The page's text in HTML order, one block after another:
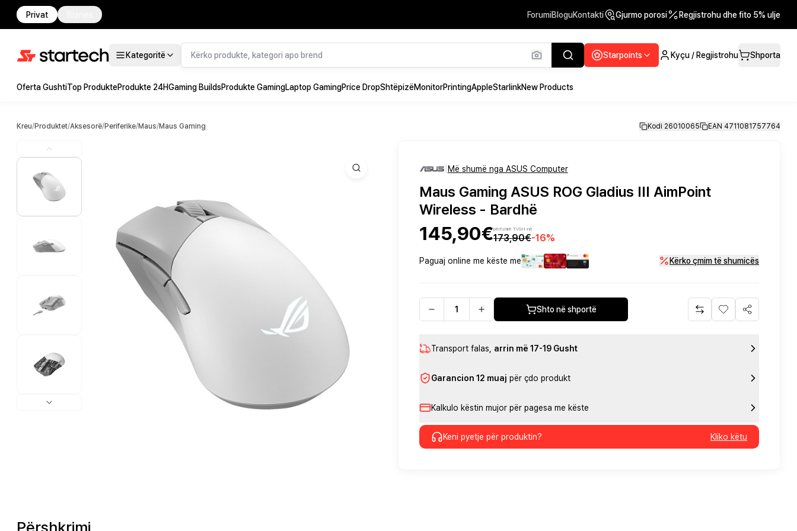
Privat ForumiBloguKontakti Gjurmo porosi Regjistrohu dhe fito 5% ulje
Kategoritë Starpoints Kyçu / Regjistrohu Shporta
Oferta GushtiTop ProdukteProdukte 24HGaming BuildsProdukte GamingLaptop GamingPrice DropShtëpizëMonitorPrintingAppleStarlinkNew Products
Kreu/Produktet/Aksesorë/Periferike/Maus/Maus Gaming Kodi 26010065 EAN 4711081757764
Më shumë nga ASUS Computer
Maus Gaming ASUS ROG Gladius III AimPoint
Wireless - Bardhë
145,90€përfshirë TVSH-në
173,90€-16%
Paguaj online me këste me Kërko çmim të shumicës
Shto në shportë
Transport falas arrin më 17-19 Gusht
Garancion 12 muaj për çdo produkt
Kalkulo këstin mujor për pagesa me këste
Keni pyetje për produktin? Kliko këtu
Përshkrimi